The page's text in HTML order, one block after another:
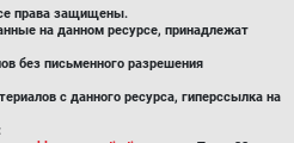
права защищены.
на данном ресурсе, принадлежат
без письменного разрешения
с данного ресурса, гиперссылка на